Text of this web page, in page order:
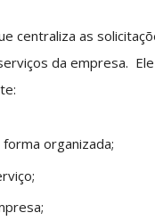
centraliza as
da empresa.
organizada;